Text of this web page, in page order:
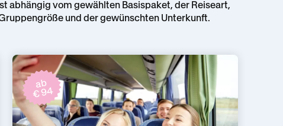
abhängig vom gewählten Basispaket, der Reiseart,
und der gewünschten Unterkunft.
ab
€ 94